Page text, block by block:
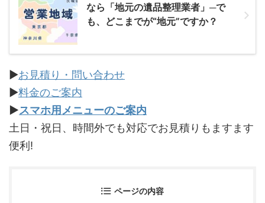
なら「地元の遺品整理業者」─で
も、どこまでが“地元”ですか？
▶お見積り・問い合わせ
▶料金のご案内
▶スマホ用メニューのご案内
土日・祝日、時間外でも対応でお見積りもますます
便利!
ページの内容